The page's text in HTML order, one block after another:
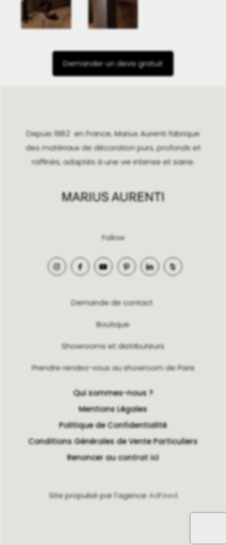
Demander un devis gratuit
Depuis 1982 en France, Marius Aurenti fabrique
des matériaux de décoration purs, profonds et
raffinés, adaptés à une vie intense et saine.
Follow
Demande de contact
Boutique
Showrooms et distributeurs
Prendre rendez-vous au showroom de Paris
Qui sommes-nous ?
Mentions Légales
Politique de Confidentialité
Conditions Générales de Vente Particuliers
Renoncer au contrat ici
Site propulsé par l'agenceAdFeed